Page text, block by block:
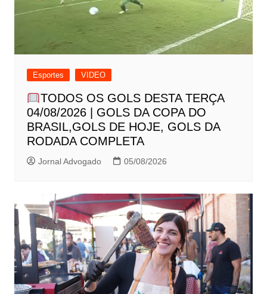
Esportes VIDEO
TODOS OS GOLS DESTA TERÇA
04/08/2026 | GOLS DA COPA DO
BRASIL,GOLS DE HOJE, GOLS DA
RODADA COMPLETA
Jornal Advogado 05/08/2026